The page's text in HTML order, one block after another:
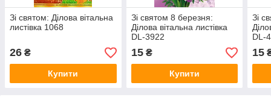
Зі святом: Ділова вітальна
листівка 1068
26 ₴
Купити
Зі святом 8 березня:
Ділова вітальна листівка
DL-3922
15₴
Купити
Зі
DL-
15